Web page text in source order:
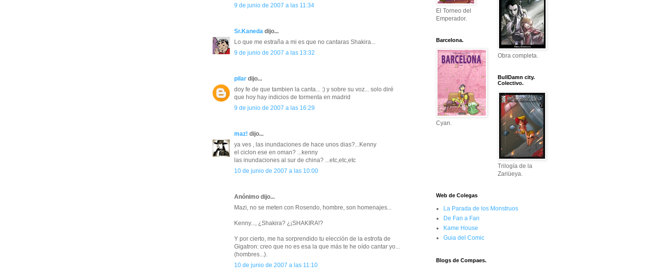
9 de junio de 2007 a las 11:34
Sr.Kaneda dijo...
Lo que me estraña a mi es que no cantaras Shakira...
9 de junio de 2007 a las 13:32
pilar dijo...
doy fe de que tambien la canta... :) y sobre su voz... solo diré
que hoy hay indicios de tormenta en madrid
9 de junio de 2007 a las 16:29
maz! dijo...
ya ves , las inundaciones de hace unos dias?...Kenny
el ciclon ese en oman? ...kenny
las inundaciones al sur de china? ...etc,etc,etc
10 de junio de 2007 a las 10:00
Anónimo dijo...
Mazi, no se meten con Rosendo, hombre, son homenajes...
Kenny..., ¿Shakira? ¿¡SHAKIRA!?
Y por cierto, me ha sorprendido tu elección de la estrofa de
Gigatron: creo que no es esa la que más te he oído cantar yo...
(hombres...).
10 de junio de 2007 a las 11:10
El Torneo del
Emperador.
Barcelona.
Cyan.
Obra completa.
BullDamn city.
Colectivo.
Trilogía de la
Zariüeya.
Web de Colegas
La Parada de los Monstruos
De Fan a Fan
Kame House
Guia del Comic
Blogs de Compaes.